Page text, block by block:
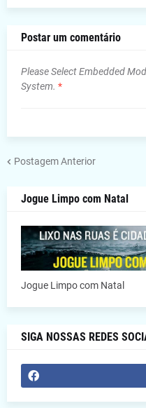
Postar um comentário
Please Select Embedded
System. *
Postagem Anterior
Jogue Limpo com Natal
Jogue Limpo com Natal
SIGA NOSSAS REDES